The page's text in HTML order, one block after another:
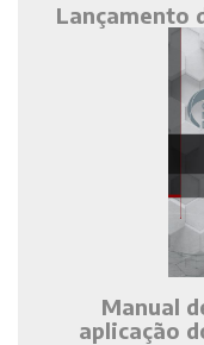
Lançamento
Manual
aplicação